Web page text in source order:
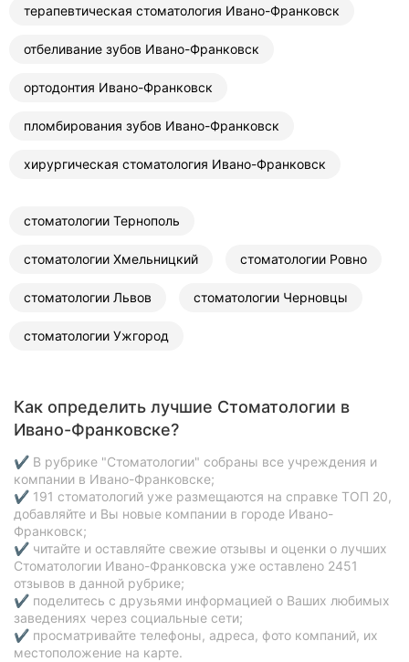
терапевтическая стоматология Ивано-Франковск
отбеливание зубов Ивано-Франковск
ортодонтия Ивано-Франковск
пломбирования зубов Ивано-Франковск
хирургическая стоматология Ивано-Франковск
стоматологии Тернополь
стоматологии Хмельницкий стоматологии Ровно
стоматологии Львов стоматологии Черновцы
стоматологии Ужгород
Как определить лучшие Стоматологии в
Ивано-Франковске?
✔ В рубрике "Стоматологии" собраны все учреждения и
компании в Ивано-Франковске;
✔ 191 стоматологий уже размещаются на справке ТОП 20,
добавляйте и Вы новые компании в городе Ивано-
Франковск;
✔ читайте и оставляйте свежие отзывы и оценки о лучших
Стоматологии Ивано-Франковска уже оставлено 2451
отзывов в данной рубрике;
✔ поделитесь с друзьями информацией о Ваших любимых
заведениях через социальные сети;
✔ просматривайте телефоны, адреса, фото компаний, их
местоположение на карте.